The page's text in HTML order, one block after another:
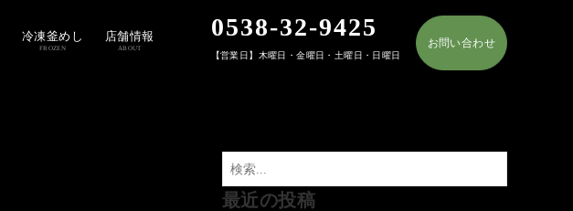
冷凍釜めし
FROZEN
店舗情報
ABOUT
0538-32-9425
【営業日】木曜日・金曜日・土曜日・日曜日
お問い合わせ
最近の投稿